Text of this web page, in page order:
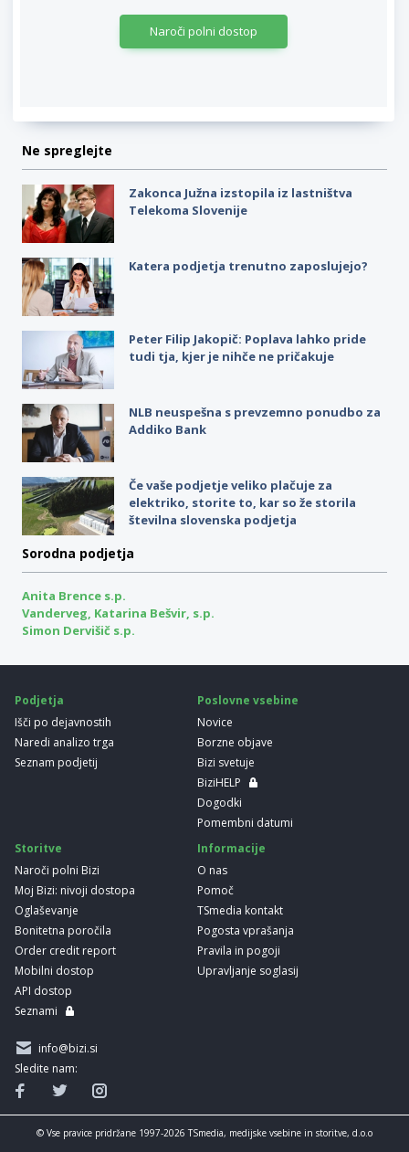
Naroči polni dostop
Ne spreglejte
Zakonca Južna izstopila iz lastništva
Telekoma Slovenije
Katera podjetja trenutno zaposlujejo?
Peter Filip Jakopič: Poplava lahko pride
tudi tja, kjer je nihče ne pričakuje
NLB neuspešna s prevzemno ponudbo za
Addiko Bank
Če vaše podjetje veliko plačuje za
elektriko, storite to, kar so že storila
številna slovenska podjetja
Sorodna podjetja
Anita Brence s.p.
Vanderveg, Katarina Bešvir, s.p.
Simon Dervišič s.p.
Podjetja
Išči po dejavnostih
Naredi analizo trga
Seznam podjetij
Poslovne vsebine
Novice
Borzne objave
Bizi svetuje
BiziHELP
Dogodki
Pomembni datumi
Storitve
Naroči polni Bizi
Moj Bizi: nivoji dostopa
Oglaševanje
Bonitetna poročila
Order credit report
Mobilni dostop
API dostop
Seznami
Informacije
O nas
Pomoč
TSmedia kontakt
Pogosta vprašanja
Pravila in pogoji
Upravljanje soglasij
info@bizi.si
Sledite nam:
© Vse pravice pridržane 1997-2026 TSmedia, medijske vsebine in storitve, d.o.o